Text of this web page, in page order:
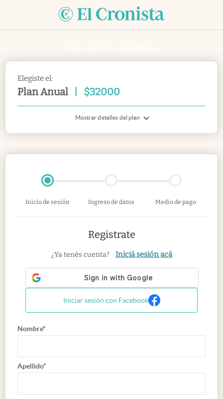
Elegiste el:
Plan Anual $32000
Mostrar detalles del plan
Inicio de sesión Ingreso de datos Medio de pago
Registrate
¿Ya tenés cuenta? Iniciá sesión acá
Iniciar sesión con Facebook
Nombre*
Apellido*